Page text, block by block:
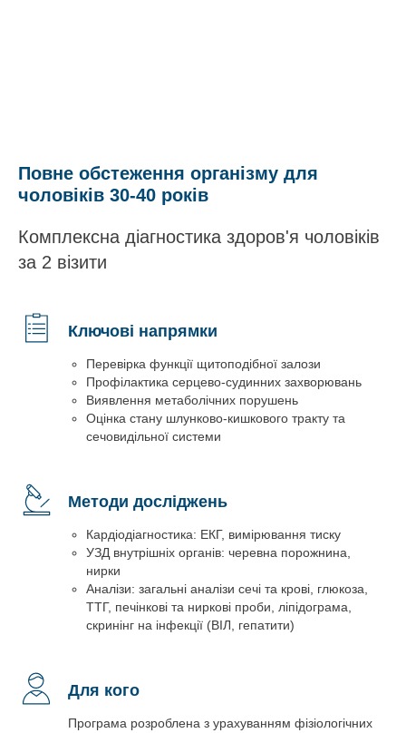
Повне обстеження організму для
чоловіків 30-40 років
Комплексна діагностика здоров'я чоловіків
за 2 візити
Ключові напрямки
Перевірка функції щитоподібної залози
Профілактика серцево-судинних захворювань
Виявлення метаболічних порушень
Оцінка стану шлунково-кишкового тракту та
сечовидільної системи
Методи досліджень
Кардіодіагностика: ЕКГ, вимірювання тиску
УЗД внутрішніх органів: черевна порожнина,
нирки
Аналізи: загальні аналізи сечі та крові, глюкоза,
ТТГ, печінкові та ниркові проби, ліпідограма,
скринінг на інфекції (ВІЛ, гепатити)
Для кого
Програма розроблена з урахуванням фізіологічних